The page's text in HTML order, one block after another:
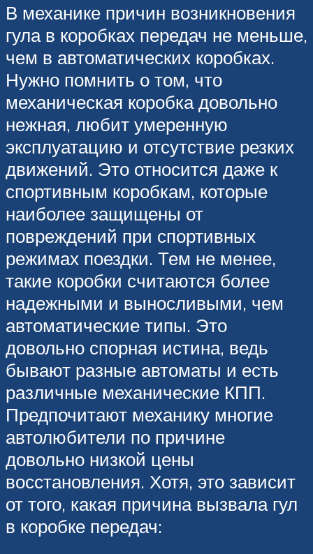
В механике причин возникновения
гула в коробках передач не меньше,
чем в автоматических коробках.
Нужно помнить о том, что
механическая коробка довольно
нежная, любит умеренную
эксплуатацию и отсутствие резких
движений. Это относится даже к
спортивным коробкам, которые
наиболее защищены от
повреждений при спортивных
режимах поездки. Тем не менее,
такие коробки считаются более
надежными и выносливыми, чем
автоматические типы. Это
довольно спорная истина, ведь
бывают разные автоматы и есть
различные механические КПП.
Предпочитают механику многие
автолюбители по причине
довольно низкой цены
восстановления. Хотя, это зависит
от того, какая причина вызвала гул
в коробке передач: